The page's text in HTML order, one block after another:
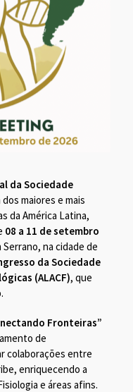
da Sociedade
dos maiores e mais
da América Latina,
08 a 11 de setembro
na cidade de
da Sociedade
(ALACF), que
Fronteiras”
de
colaborações entre
enriquecendo a
e áreas afins.